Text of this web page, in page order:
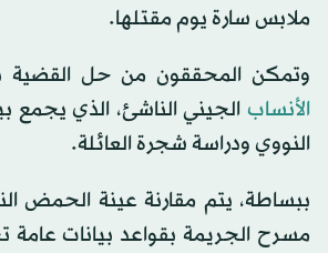
ملابس سارة يوم مقتلها.
وتمكن المحققون من حل
الأنساب الجيني الناشئ، الذي
النووي ودراسة شجرة العائلة.
ببساطة، يتم مقارنة عينة الحمض
مسرح الجريمة بقواعد بيانات